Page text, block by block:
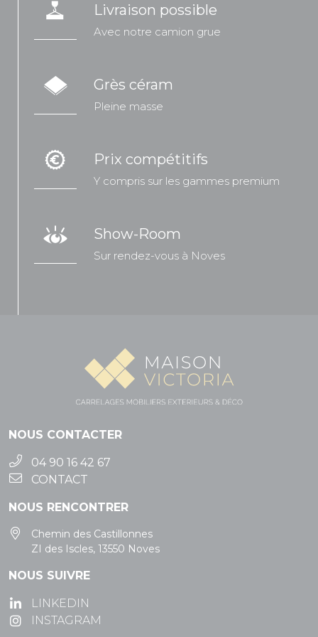
Livraison possible
Avec notre camion grue
Grès céram
Pleine masse
Prix compétitifs
Y compris sur les gammes premium
Show-Room
Sur rendez-vous à Noves
NOUS CONTACTER
04 90 16 42 67
CONTACT
NOUS RENCONTRER
Chemin des Castillonnes
ZI des Iscles, 13550 Noves
NOUS SUIVRE
LINKEDIN
INSTAGRAM